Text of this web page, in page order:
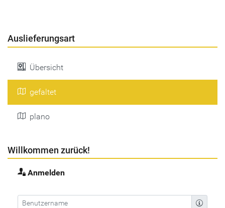
Auslieferungsart
Übersicht
gefaltet
plano
Willkommen zurück!
Anmelden